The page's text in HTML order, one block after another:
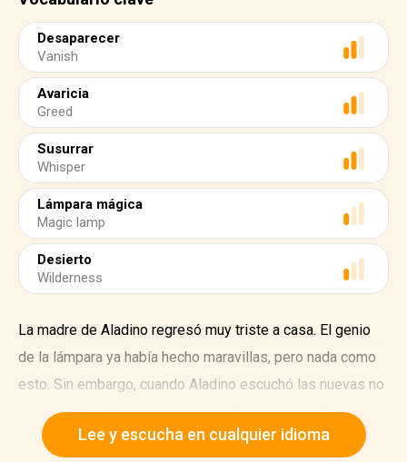
Desaparecer
Vanish
Avaricia
Greed
Susurrar
Whisper
Lámpara mágica
Magic lamp
Desierto
Wilderness
La madre de Aladino regresó muy triste a casa. El genio
de la lámpara ya había hecho maravillas, pero nada como
esto. Sin embargo, cuando Aladino escuchó las nuevas no
se desanimó. Tomó la lámpara, la frotó con más fuerza
que nunca y le dijo al genio lo que necesitaba. El genio
Lee y escucha en cualquier idioma